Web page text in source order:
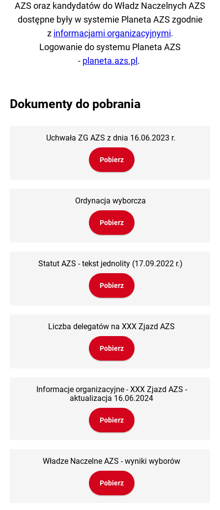
AZS oraz kandydatów do Władz Naczelnych AZS
dostępne były w systemie Planeta AZS zgodnie
z informacjami organizacyjnymi.
Logowanie do systemu Planeta AZS
- planeta.azs.pl .
Dokumenty do pobrania
Uchwała ZG AZS z dnia 16.06.2023 r.
Pobierz
Ordynacja wyborcza
Pobierz
Statut AZS - tekst jednolity (17.09.2022 r.)
Pobierz
Liczba delegatów na XXX Zjazd AZS
Pobierz
Informacje organizacyjne - XXX Zjazd AZS -
aktualizacja 16.06.2024
Pobierz
Władze Naczelne AZS - wyniki wyborów
Pobierz